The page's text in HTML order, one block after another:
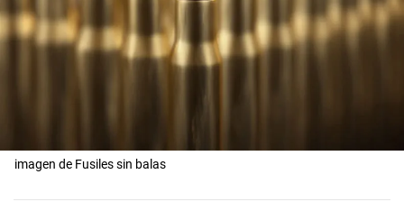
imagen de Fusiles sin balas